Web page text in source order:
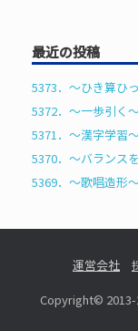
最近の投稿
5373．～ひき算ひ
5372．～一歩引く
5371．～漢字学習
5370．～バランス
5369．～歌唱造形
運営会社
Copyright© 2013-